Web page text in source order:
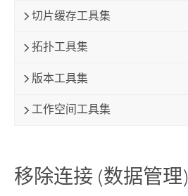
切片缓存工具集
拓扑工具集
版本工具集
工作空间工具集
移除连接 (数据管理)